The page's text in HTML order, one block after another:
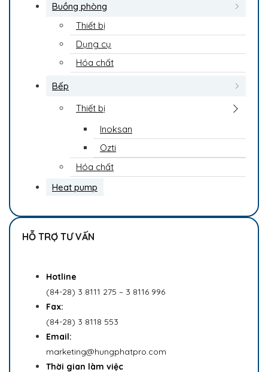
Buồng phòng
Thiết bị
Dụng cụ
Hóa chất
Bếp
Thiết bị
Inoksan
Ozti
Hóa chất
Heat pump
HỖ TRỢ TƯ VẤN
Hotline
(84-28) 3 8111 275 – 3 8116 996
Fax:
(84-28) 3 8118 553
Email:
marketing@hungphatpro.com
Thời gian làm việc